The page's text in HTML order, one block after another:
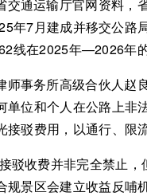
交通运输厅官网资料，
年7月建成并移交公路
线在2025年—2026年
师事务所高级合伙人赵
单位和个人在公路上非
接驳费用，以通行、限
驳收费并非完全禁止
规景区会建立收益反哺